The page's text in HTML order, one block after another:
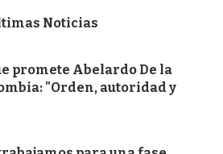
Noticias
promete Abelardo De la
"Orden, autoridad y